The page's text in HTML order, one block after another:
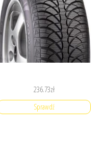
236.73zł
Sprawdź